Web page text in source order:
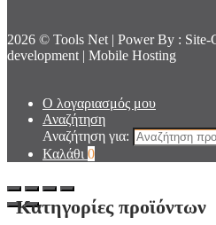
2026 © Tools Net | Power By : Site-
development | Mobile Hosting
Ο λογαριασμός μου
Αναζήτηση
Αναζήτηση για:
Καλάθι 0
Κατηγορίες προϊόντων